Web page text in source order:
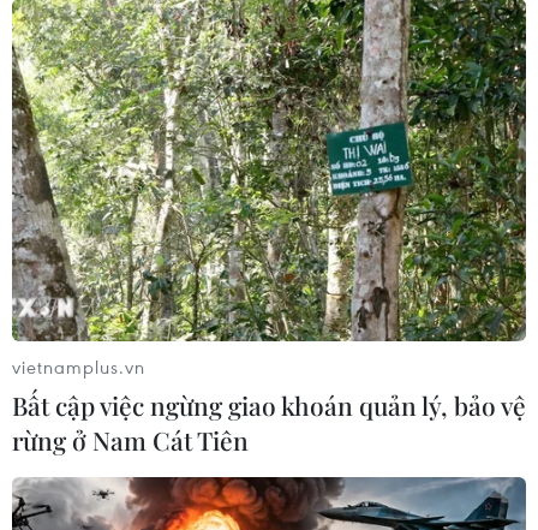
TP.HCM: Chủ cơ sở Mầm Xanh bạo hành
trẻ em lĩnh án 3 năm tù giam
25/07/2018 08:15
Tòa án nhân dân Quận 12, Thành phố Hồ Chí Minh, đã
đưa ra xét xử sơ thẩm vụ án “Hành hạ người khác” đối
với ba bảo mẫu của cơ sở mầm non tư thục Mầm Xanh.
vietnamplus.vn
Bất cập việc ngừng giao khoán quản lý, bảo vệ
rừng ở Nam Cát Tiên